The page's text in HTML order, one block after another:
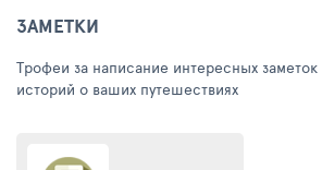
ЗАМЕТКИ
Трофеи за написание интересных
историй о ваших путешествиях